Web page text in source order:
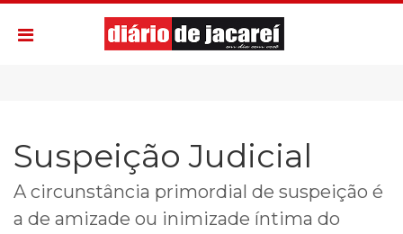
Suspeição Judicial
A circunstância primordial de suspeição é
a de amizade ou inimizade íntima do